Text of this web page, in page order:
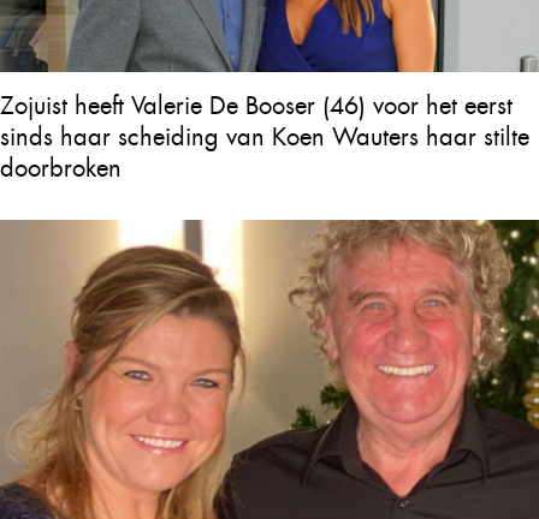
Zojuist heeft Valerie De Booser (46) voor het eerst
sinds haar scheiding van Koen Wauters haar stilte
doorbroken